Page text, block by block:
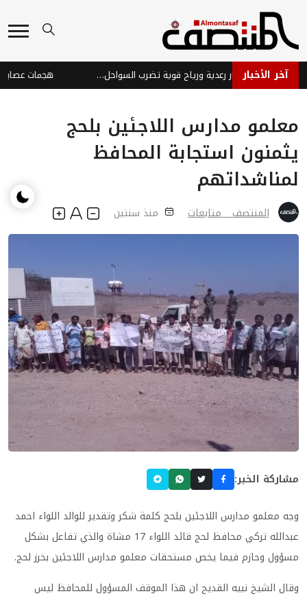
آخر الأخبار طقس متقلب: أمطار رعدية ورياح قوية تضرب السواحل والمرتفعات
معلمو مدارس اللاجئين بلحج
يثمنون استجابة المحافظ
لمناشداتهم
المنتصف _ متابعات منذ سنتين
مشاركة الخبر:
وجه معلمو مدارس اللاجئين بلحج كلمة شكر وتقدير للوالد اللواء احمد
عبدالله تركي محافظ لحج قائد اللواء 17 مشاة والذي تفاعل بشكل
مسؤول وحازم فيما يخص مستحقات معلمو مدارس اللاجئين بخرز لحج.
وقال الشيخ نبيه القديح ان هذا الموقف المسؤول للمحافظ ليس